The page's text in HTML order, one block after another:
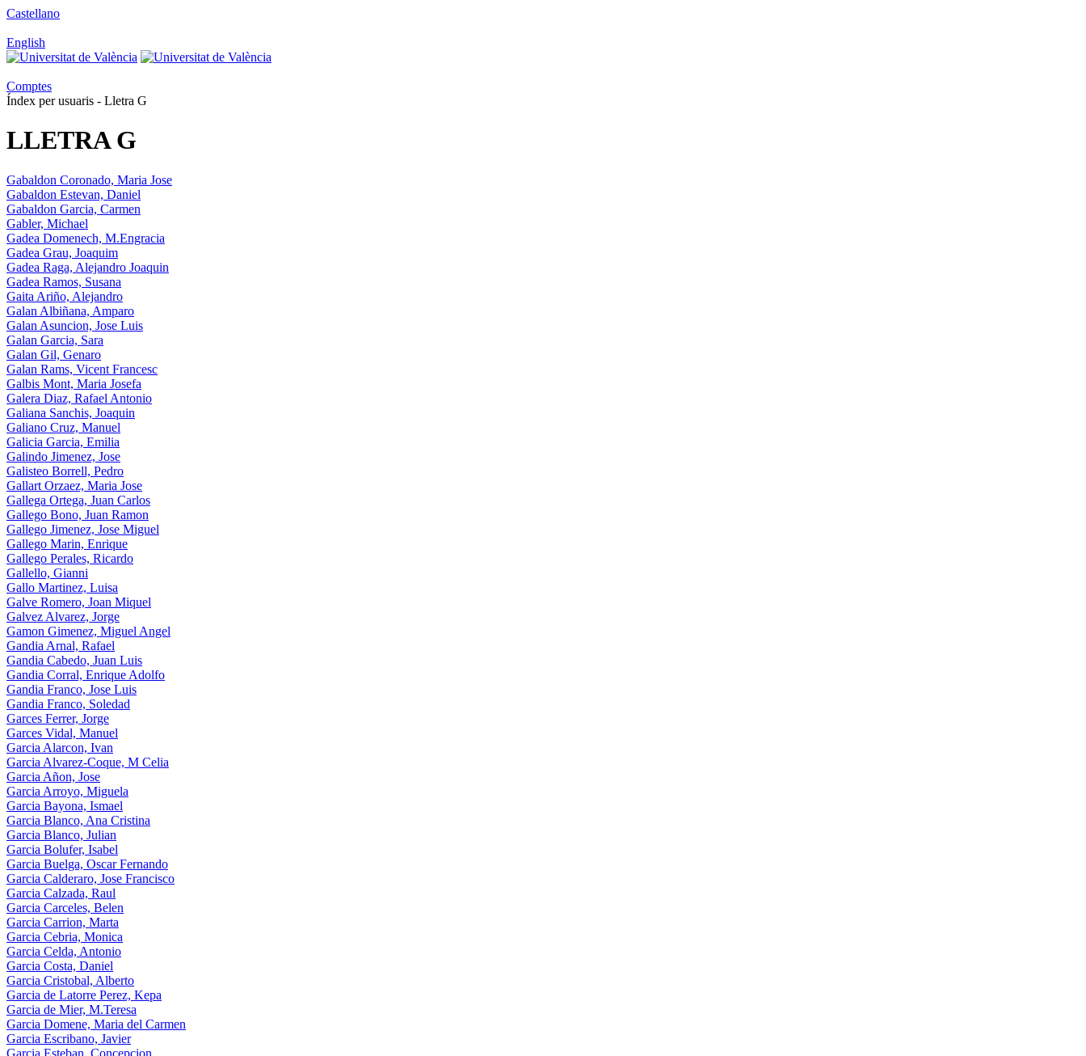
Castellano
English
Comptes
Índex per usuaris - Lletra G
LLETRA G
Gabaldon Coronado, Maria Jose
Gabaldon Estevan, Daniel
Gabaldon Garcia, Carmen
Gabler, Michael
Gadea Domenech, M.Engracia
Gadea Grau, Joaquim
Gadea Raga, Alejandro Joaquin
Gadea Ramos, Susana
Gaita Ariño, Alejandro
Galan Albiñana, Amparo
Galan Asuncion, Jose Luis
Galan Garcia, Sara
Galan Gil, Genaro
Galan Rams, Vicent Francesc
Galbis Mont, Maria Josefa
Galera Diaz, Rafael Antonio
Galiana Sanchis, Joaquin
Galiano Cruz, Manuel
Galicia Garcia, Emilia
Galindo Jimenez, Jose
Galisteo Borrell, Pedro
Gallart Orzaez, Maria Jose
Gallega Ortega, Juan Carlos
Gallego Bono, Juan Ramon
Gallego Jimenez, Jose Miguel
Gallego Marin, Enrique
Gallego Perales, Ricardo
Gallello, Gianni
Gallo Martinez, Luisa
Galve Romero, Joan Miquel
Galvez Alvarez, Jorge
Gamon Gimenez, Miguel Angel
Gandia Arnal, Rafael
Gandia Cabedo, Juan Luis
Gandia Corral, Enrique Adolfo
Gandia Franco, Jose Luis
Gandia Franco, Soledad
Garces Ferrer, Jorge
Garces Vidal, Manuel
Garcia Alarcon, Ivan
Garcia Alvarez-Coque, M Celia
Garcia Añon, Jose
Garcia Arroyo, Miguela
Garcia Bayona, Ismael
Garcia Blanco, Ana Cristina
Garcia Blanco, Julian
Garcia Bolufer, Isabel
Garcia Buelga, Oscar Fernando
Garcia Calderaro, Jose Francisco
Garcia Calzada, Raul
Garcia Carceles, Belen
Garcia Carrion, Marta
Garcia Cebria, Monica
Garcia Celda, Antonio
Garcia Costa, Daniel
Garcia Cristobal, Alberto
Garcia de Latorre Perez, Kepa
Garcia de Mier, M.Teresa
Garcia Domene, Maria del Carmen
Garcia Escribano, Javier
Garcia Esteban, Concepcion